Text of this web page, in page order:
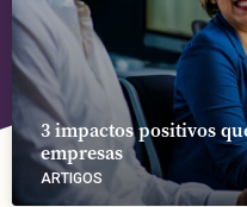
ARTIGOS
3 impactos positivos
empresas